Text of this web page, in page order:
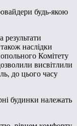
будь-якою
результати
наслідки
Комітету
висвітлили
до цього часу
будинки належать